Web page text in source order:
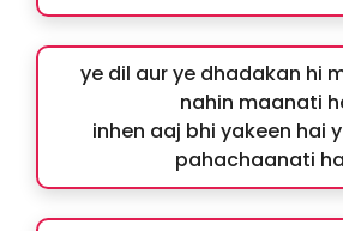
ye dil aur ye dhadakan hi
nahin maanati
inhen aaj bhi yakeen hai
pahachaanati